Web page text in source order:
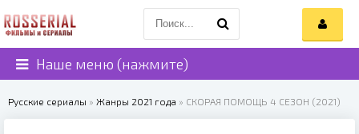
Наше меню (нажмите)
Русские сериалы » Жанры 2021 года » СКОРАЯ ПОМОЩЬ 4 СЕЗОН (2021)